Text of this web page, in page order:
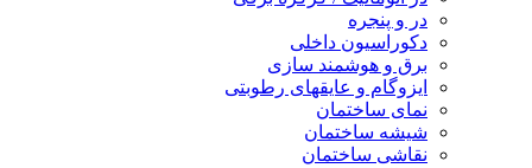
در و پنجره
دکوراسیون داخلی
برق و هوشمند سازی
ایزوگام و عایقهای رطوبتی
نمای ساختمان
شیشه ساختمان
نقاشی ساختمان